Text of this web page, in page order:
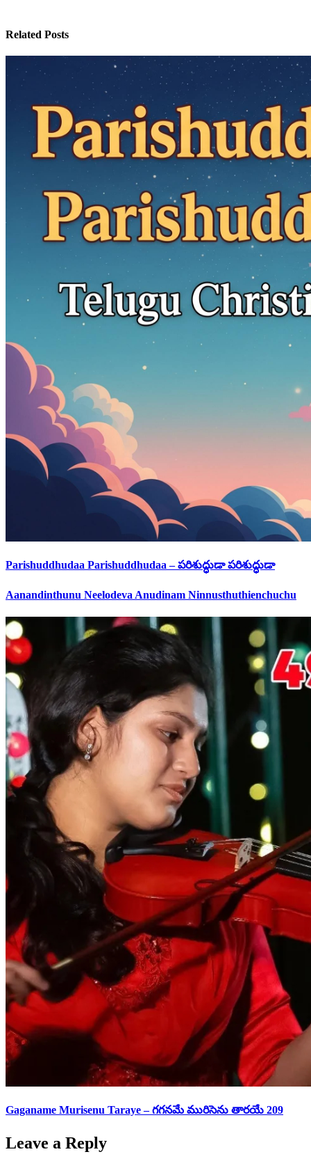
Related Posts
Parishuddhudaa Parishuddhudaa – పరిశుద్ధుడా పరిశుద్ధుడా
Aanandinthunu Neelodeva Anudinam Ninnusthuthienchuchu
Gaganame Murisenu Taraye – గగనమే మురిసెను తారయే 209
Leave a Reply